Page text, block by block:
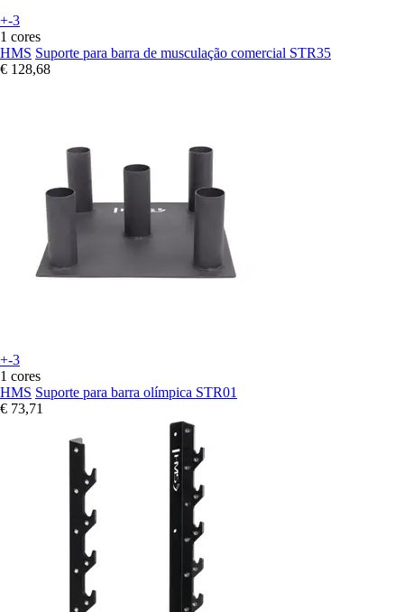
+-3
1 cores
HMS Suporte para barra de musculação comercial STR35
€ 128,68
+-3
1 cores
HMS Suporte para barra olímpica STR01
€ 73,71